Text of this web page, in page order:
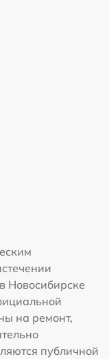
Новосибирске
на ремонт,
публичной